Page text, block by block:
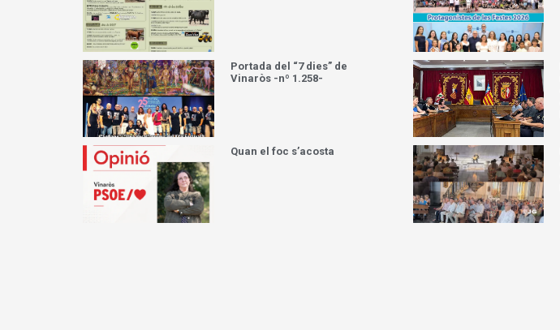
Portada del “7 dies” de
Vinaròs -nº 1.258-
Quan el foc s’acosta